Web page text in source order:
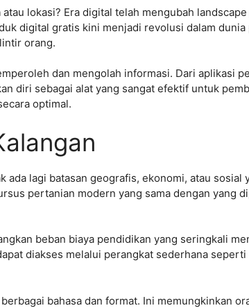
lokasi? Era digital telah mengubah
digital gratis kini menjadi revolusi dalam dunia
orang.
dan mengolah informasi. Dari aplikasi
diri sebagai alat yang sangat efektif untuk
optimal.
lagi batasan geografis, ekonomi, atau sosial
pertanian modern yang sama dengan yang
beban biaya pendidikan yang seringkali
diakses melalui perangkat sederhana
bahasa dan format. Ini memungkinkan